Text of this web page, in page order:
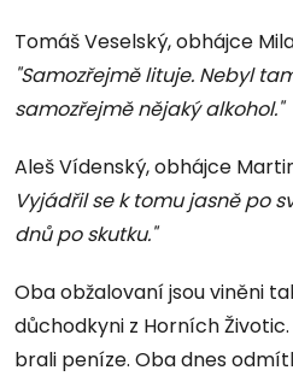
Tomáš Veselský, obhájce
"Samozřejmě lituje. Nebyl
samozřejmě nějaký alkohol."
Aleš Vídenský, obhájce
Vyjádřil se k tomu jasně po
dnů po skutku."
Oba obžalovaní jsou viněni
důchodkyni z Horních
brali peníze. Oba dnes